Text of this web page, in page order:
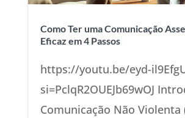
Como Ter uma Comunicação
Eficaz em 4 Passos
https://youtu.be/eyd-
si=PclqR2OUEJb69wOJ
Comunicação Não Violenta